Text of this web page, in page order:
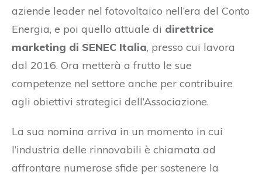
aziende leader nel fotovoltaico nell’era del Conto
Energia, e poi quello attuale di direttrice
marketing di SENEC Italia, presso cui lavora
dal 2016. Ora metterà a frutto le sue
competenze nel settore anche per contribuire
agli obiettivi strategici dell’Associazione.
La sua nomina arriva in un momento in cui
l’industria delle rinnovabili è chiamata ad
affrontare numerose sfide per sostenere la